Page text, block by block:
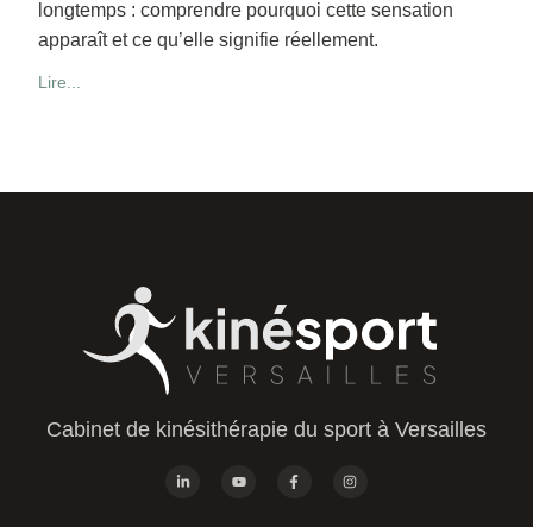
longtemps : comprendre pourquoi cette sensation
apparaît et ce qu’elle signifie réellement.
Lire...
Cabinet de kinésithérapie du sport à Versailles